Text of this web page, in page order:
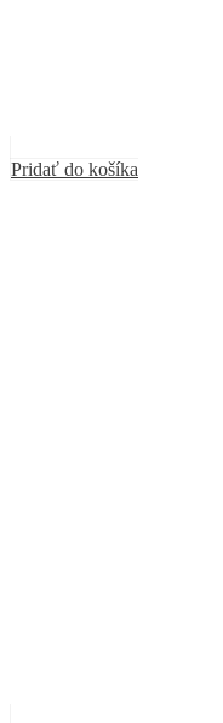
Pridať do košíka